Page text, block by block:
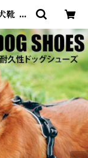
靴 ド
雪 ハ
ルド
ニア
明